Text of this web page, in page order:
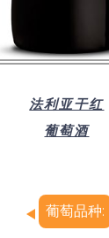
法利亚干红
葡萄酒
葡萄品种: